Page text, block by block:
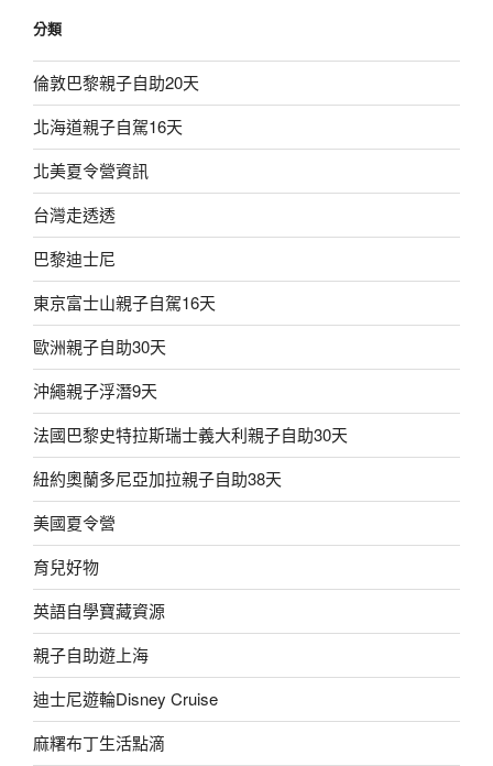
字:
分類
倫敦巴黎親子自助20天
北海道親子自駕16天
北美夏令營資訊
台灣走透透
巴黎迪士尼
東京富士山親子自駕16天
歐洲親子自助30天
沖繩親子浮潛9天
法國巴黎史特拉斯瑞士義大利親子自助30天
紐約奧蘭多尼亞加拉親子自助38天
美國夏令營
育兒好物
英語自學寶藏資源
親子自助遊上海
迪士尼遊輪Disney Cruise
麻糬布丁生活點滴